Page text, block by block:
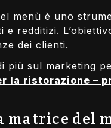
menù è uno
e redditizi.
dei clienti.
più sul marketing
la ristorazione –
matrice del